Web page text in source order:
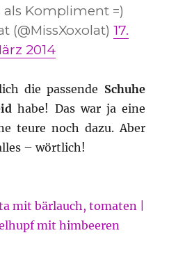
Kompliment =)
(@MissXoxolat) 17.
2014
die passende Schuhe
habe! Das war ja eine
teure noch dazu. Aber
– wörtlich!